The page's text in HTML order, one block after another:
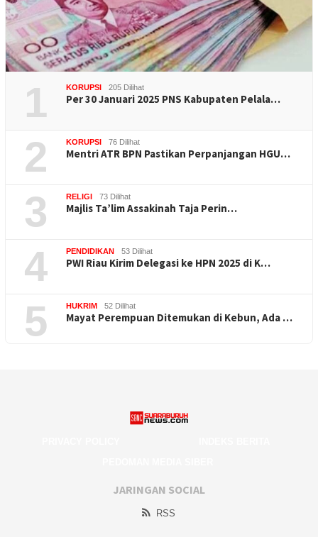
1 KORUPSI 205 Dilihat
Per 30 Januari 2025 PNS Kabupaten Pelala…
2 KORUPSI 76 Dilihat
Mentri ATR BPN Pastikan Perpanjangan HGU…
3 RELIGI 73 Dilihat
Majlis Ta’lim Assakinah Taja Perin…
4 PENDIDIKAN 53 Dilihat
PWI Riau Kirim Delegasi ke HPN 2025 di K…
5 HUKRIM 52 Dilihat
Mayat Perempuan Ditemukan di Kebun, Ada …
JARINGAN SOCIAL
RSS